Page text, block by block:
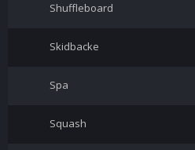
Shuffleboard
Skidbacke
Spa
Squash